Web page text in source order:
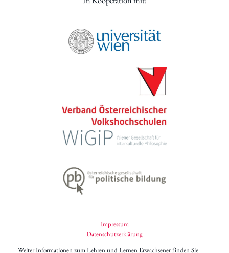
Impressum
Datenschutzerklärung
Weiter Informationen zum Lehren und Lernen Erwachsener finden Sie